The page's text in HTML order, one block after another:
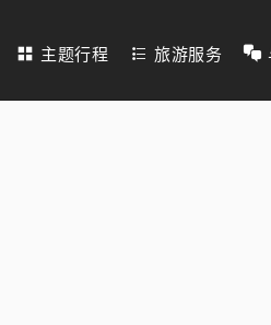
主题行程 旅游服务